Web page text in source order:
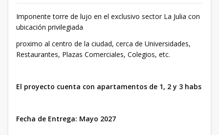
Imponente torre de lujo en el exclusivo sector La Julia con
ubicación privilegiada
proximo al centro de la ciudad, cerca de Universidades,
Restaurantes, Plazas Comerciales, Colegios, etc.
El proyecto cuenta con apartamentos de 1, 2 y 3 habs
Fecha de Entrega: Mayo 2027